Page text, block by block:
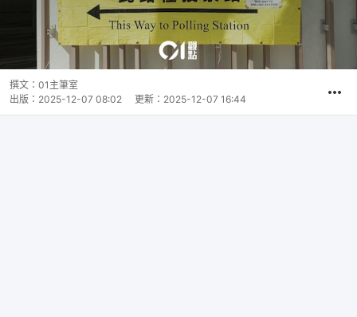
撰文： 01主筆室
出版： 2025-12-07 08:02 更新： 2025-12-07 16:44